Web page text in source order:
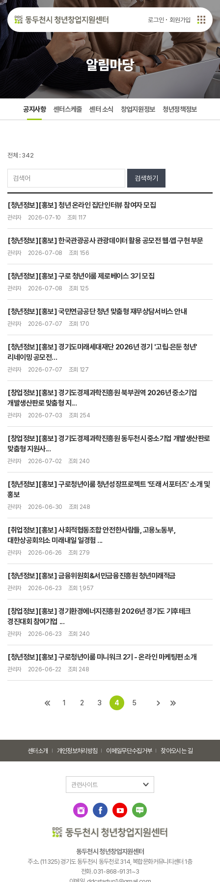
로그인 회원가입
알림마당
공지사항 센터스케줄 센터 소식 창업지원정보 청년정책정보
전체 : 342
검색하기
[청년정보][홍보] 청년 온라인 집단인터뷰 참여자 모집
관리자 2026-07-10 조회 117
[청년정보][홍보] 한국관광공사 관광데이터 활용 공모전 웹·앱 구현 부문
관리자 2026-07-08 조회 156
[청년정보][홍보] 구로 청년이룸 제로베이스 3기 모집
관리자 2026-07-08 조회 125
[청년정보][홍보] 국민연금공단 청년 맞춤형 재무상담서비스 안내
관리자 2026-07-07 조회 170
[청년정보][홍보] 경기도미래세대재단 2026년 경기 '고립·은둔 청년'
리네이밍 공모전...
관리자 2026-07-07 조회 127
[창업정보][홍보] 경기도경제과학진흥원 북부권역 2026년 중소기업
개발생산판로 맞춤형 지...
관리자 2026-07-03 조회 254
[창업정보][홍보] 경기도경제과학진흥원 동두천시 중소기업 개발생산판로
맞춤형 지원사...
관리자 2026-07-02 조회 240
[청년정보][홍보] 구로청년이룸 청년성장프로젝트 '또래 서포터즈' 소개 및
홍보
관리자 2026-06-30 조회 248
[취업정보][홍보] 사회적협동조합 안전한사람들, 고용노동부,
대한상공회의소 미래내일 일경험 ...
관리자 2026-06-26 조회 279
[청년정보][홍보] 금융위원회&서민금융진흥원 청년미래적금
관리자 2026-06-23 조회 1,957
[창업정보][홍보] 경기환경에너지진흥원 2026년 경기도 기후테크
경진대회 참여기업 ...
관리자 2026-06-23 조회 240
[청년정보][홍보] 구로청년이룸 미니워크 2기 - 온라인 마케팅편 소개
관리자 2026-06-22 조회 248
1 2 3 4 5
센터소개 개인정보처리방침 이메일무단수집거부 찾아오시는 길
동두천시 청년창업지원센터
주소. (11325) 경기도 동두천시 동두천로 314, 복합문화커뮤니티센터 1층
전화. 031-868-9131~3
관련사이트